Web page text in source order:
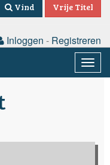
Vind Vrije Titel
Inloggen - Registreren